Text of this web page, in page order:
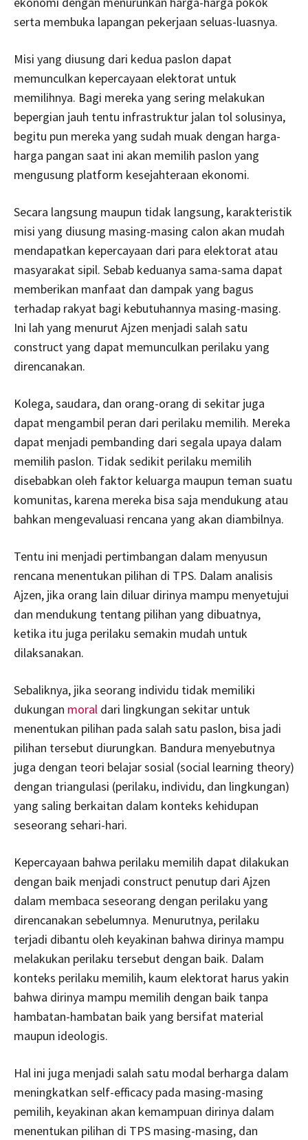
serta membuka lapangan pekerjaan seluas-luasnya.
Misi yang diusung dari kedua paslon dapat
memunculkan kepercayaan elektorat untuk
memilihnya. Bagi mereka yang sering melakukan
bepergian jauh tentu infrastruktur jalan tol solusinya,
begitu pun mereka yang sudah muak dengan harga-
harga pangan saat ini akan memilih paslon yang
mengusung platform kesejahteraan ekonomi.
Secara langsung maupun tidak langsung, karakteristik
misi yang diusung masing-masing calon akan mudah
mendapatkan kepercayaan dari para elektorat atau
masyarakat sipil. Sebab keduanya sama-sama dapat
memberikan manfaat dan dampak yang bagus
terhadap rakyat bagi kebutuhannya masing-masing.
Ini lah yang menurut Ajzen menjadi salah satu
construct yang dapat memunculkan perilaku yang
direncanakan.
Kolega, saudara, dan orang-orang di sekitar juga
dapat mengambil peran dari perilaku memilih. Mereka
dapat menjadi pembanding dari segala upaya dalam
memilih paslon. Tidak sedikit perilaku memilih
disebabkan oleh faktor keluarga maupun teman suatu
komunitas, karena mereka bisa saja mendukung atau
bahkan mengevaluasi rencana yang akan diambilnya.
Tentu ini menjadi pertimbangan dalam menyusun
rencana menentukan pilihan di TPS. Dalam analisis
Ajzen, jika orang lain diluar dirinya mampu menyetujui
dan mendukung tentang pilihan yang dibuatnya,
ketika itu juga perilaku semakin mudah untuk
dilaksanakan.
Sebaliknya, jika seorang individu tidak memiliki
dukungan moral dari lingkungan sekitar untuk
menentukan pilihan pada salah satu paslon, bisa jadi
pilihan tersebut diurungkan. Bandura menyebutnya
juga dengan teori belajar sosial (social learning theory)
dengan triangulasi (perilaku, individu, dan lingkungan)
yang saling berkaitan dalam konteks kehidupan
seseorang sehari-hari.
Kepercayaan bahwa perilaku memilih dapat dilakukan
dengan baik menjadi construct penutup dari Ajzen
dalam membaca seseorang dengan perilaku yang
direncanakan sebelumnya. Menurutnya, perilaku
terjadi dibantu oleh keyakinan bahwa dirinya mampu
melakukan perilaku tersebut dengan baik. Dalam
konteks perilaku memilih, kaum elektorat harus yakin
bahwa dirinya mampu memilih dengan baik tanpa
hambatan-hambatan baik yang bersifat material
maupun ideologis.
Hal ini juga menjadi salah satu modal berharga dalam
meningkatkan self-efficacy pada masing-masing
pemilih, keyakinan akan kemampuan dirinya dalam
menentukan pilihan di TPS masing-masing, dan